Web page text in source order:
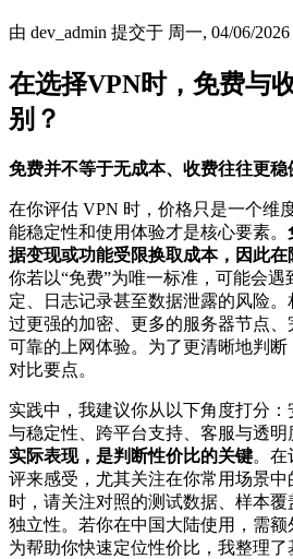
由 dev_admin 提交于 周一, 04/06/
在选择VPN时，免费与
别？
免费并不等于无成本、收费往往更稳
在你评估 VPN 时，价格只是一个维
能稳定性和使用体验才是核心要素。
据变现或功能受限换取成本，因此
你若以“免费”为唯一标准，可能会
定、日志记录甚至数据泄露的风险
过更强的加密、更多的服务器节点
可靠的上网体验。为了更清晰地判
对比要点。
实践中，我建议你从以下角度打分
与稳定性、跨平台支持、客服与透明
实际表现，是判断性价比的关键。在
评来感受，尤其关注在你常用场景中
时，请关注对照的测试数据、样本
独立性。若你在中国大陆使用，需额
为帮助你快速定位性价比，我整理